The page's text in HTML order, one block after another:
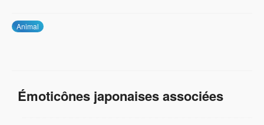
Animal
Émoticônes japonaises associées